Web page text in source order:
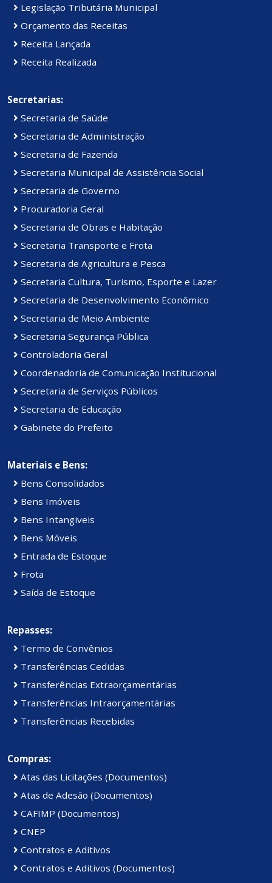
Legislação Tributária Municipal
Orçamento das Receitas
Receita Lançada
Receita Realizada
Secretarias:
Secretaria de Saúde
Secretaria de Administração
Secretaria de Fazenda
Secretaria Municipal de Assistência Social
Secretaria de Governo
Procuradoria Geral
Secretaria de Obras e Habitação
Secretaria Transporte e Frota
Secretaria de Agricultura e Pesca
Secretaria Cultura, Turismo, Esporte e Lazer
Secretaria de Desenvolvimento Econômico
Secretaria de Meio Ambiente
Secretaria Segurança Pública
Controladoria Geral
Coordenadoria de Comunicação Institucional
Secretaria de Serviços Públicos
Secretaria de Educação
Gabinete do Prefeito
Materiais e Bens:
Bens Consolidados
Bens Imóveis
Bens Intangiveis
Bens Móveis
Entrada de Estoque
Frota
Saída de Estoque
Repasses:
Termo de Convênios
Transferências Cedidas
Transferências Extraorçamentárias
Transferências Intraorçamentárias
Transferências Recebidas
Compras:
Atas das Licitações (Documentos)
Atas de Adesão (Documentos)
CAFIMP (Documentos)
CNEP
Contratos e Aditivos
Contratos e Aditivos (Documentos)